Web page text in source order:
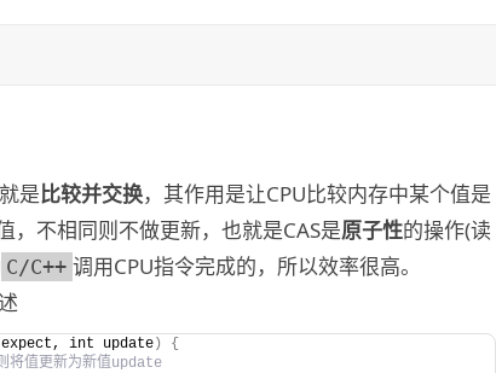
是比较并交换，其作用是让CPU比较内存中某个值是
不相同则不做更新，也就是CAS是原子性的操作(读
C/C++ 调用CPU指令完成的，所以效率很高。
int update )
{
值更新为新值update